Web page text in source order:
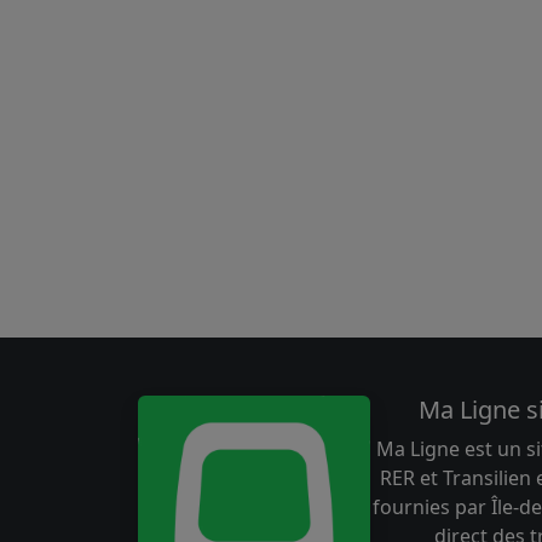
Ma Ligne
Ma Ligne est un
RER et
fournies par Île-
direct des